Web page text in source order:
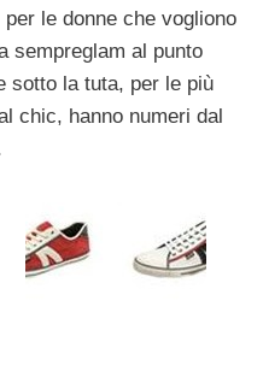
le donne che vogliono
sempreglam al punto
sotto la tuta, per le più
chic, hanno numeri dal